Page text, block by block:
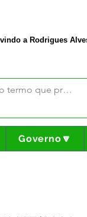
a Rodrigues
Governo🔽